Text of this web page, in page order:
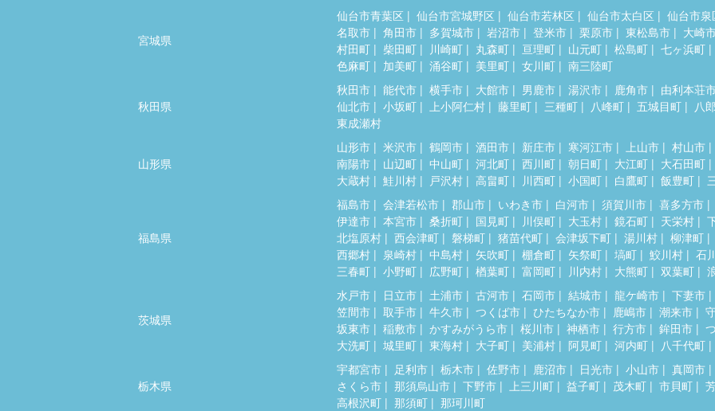
宮城県
仙台市青葉区 仙台市宮城野区 仙台市若林区 仙台市太白区
仙台市泉
名取市
角田市 多賀城市 岩沼市 登米市 栗原市 東松島市
大崎
村田町
柴田町 川崎町 丸森町 亘理町 山元町 松島町
七ヶ浜町
色麻町
加美町 涌谷町 美里町 女川町 南三陸町
秋田県
秋田市 能代市 横手市 大館市 男鹿市 湯沢市 鹿角市
由利本荘
仙北市
小坂町 上小阿仁村 藤里町 三種町 八峰町 五城目町
八
東成瀬村
山形県
山形市 米沢市 鶴岡市 酒田市 新庄市 寒河江市 上山市
村山市
南陽市
山辺町 中山町 河北町 西川町 朝日町 大江町
大石田町
大蔵村
鮭川村 戸沢村 高畠町 川西町 小国町 白鷹町 飯豊町
福島県
福島市 会津若松市 郡山市 いわき市 白河市 須賀川市
喜多方市
伊達市
本宮市 桑折町 国見町 川俣町 大玉村 鏡石町 天栄村
北塩原村
西会津町 磐梯町 猪苗代町 会津坂下町 湯川村
柳津町
西郷村
泉崎村 中島村 矢吹町 棚倉町 矢祭町 塙町 鮫川村
石
三春町
小野町 広野町 楢葉町 富岡町 川内村 大熊町 双葉町
茨城県
水戸市 日立市 土浦市 古河市 石岡市 結城市 龍ケ崎市
下妻市
笠間市
取手市 牛久市 つくば市 ひたちなか市 鹿嶋市 潮来市
坂東市
稲敷市 かすみがうら市 桜川市 神栖市 行方市 鉾田市
大洗町
城里町 東海村 大子町 美浦村 阿見町 河内町 八千代町
栃木県
宇都宮市 足利市 栃木市 佐野市 鹿沼市 日光市 小山市
真岡市
さくら市
那須烏山市 下野市 上三川町 益子町 茂木町 市貝町
高根沢町
那須町 那珂川町